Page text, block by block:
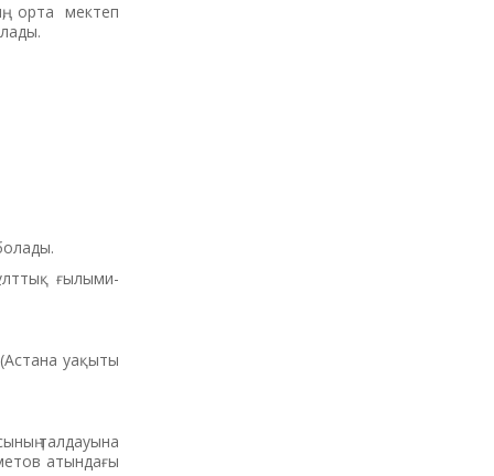
орта мектеп
ғылыми-
уақыты
талдауына
атындағы